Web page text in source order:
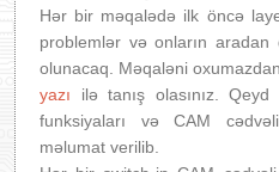
Hər bir məqalədə ilk öncə
problemlər və onların aradan
olunacaq. Məqaləni
yazı ilə tanış olasınız.
funksiyaları və CAM
məlumat verilib.